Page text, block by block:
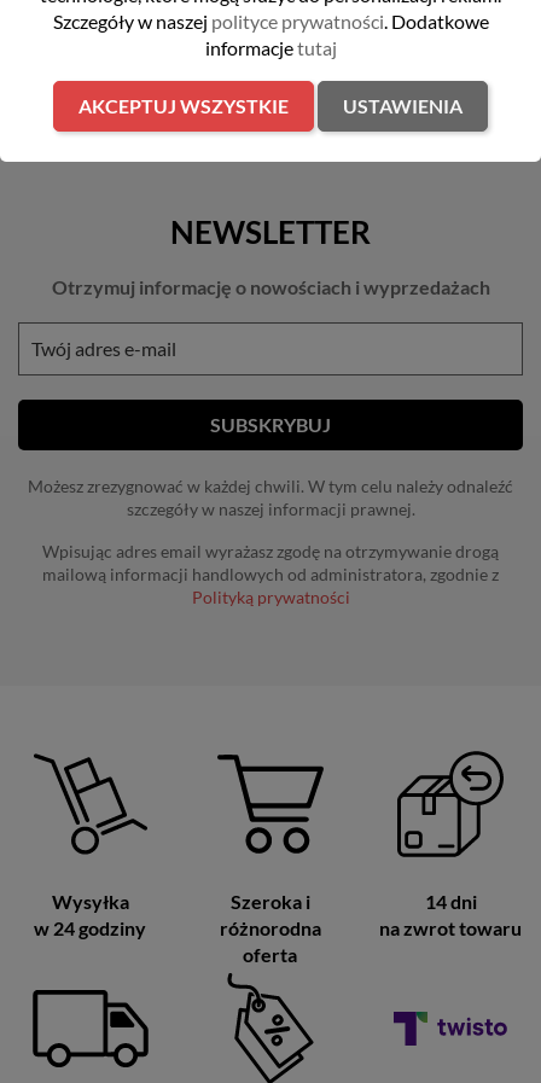
NEWSLETTER
Otrzymuj informację o nowościach i wyprzedażach
Możesz zrezygnować w każdej chwili. W tym celu należy odnaleźć
szczegóły w naszej informacji prawnej.
Wpisując adres email wyrażasz zgodę na otrzymywanie drogą
mailową informacji handlowych od administratora, zgodnie z
Polityką prywatności
Wysyłka
w 24 godziny
Szeroka i
różnorodna
oferta
14 dni
na zwrot towaru
Szczegóły w naszej polityce prywatności. Dodatkowe
informacjetutaj
AKCEPTUJ WSZYSTKIE USTAWIENIA